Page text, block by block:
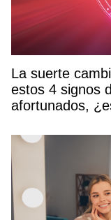
La suerte
estos 4 signos
afortunados,